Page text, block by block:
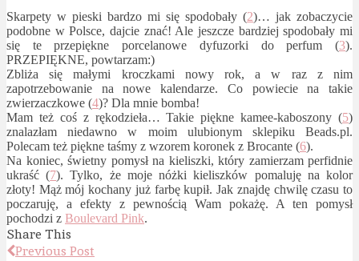
Skarpety w pieski bardzo mi się spodobały (2)… jak zobaczycie
podobne w Polsce, dajcie znać! Ale jeszcze bardziej spodobały mi
się te przepiękne porcelanowe dyfuzorki do perfum (3).
PRZEPIĘKNE, powtarzam:)
Zbliża się małymi kroczkami nowy rok, a w raz z nim
zapotrzebowanie na nowe kalendarze. Co powiecie na takie
zwierzaczkowe (4)? Dla mnie bomba!
Mam też coś z rękodzieła… Takie piękne kamee-kaboszony (5)
znalazłam niedawno w moim ulubionym sklepiku Beads.pl.
Polecam też piękne taśmy z wzorem koronek z Brocante (6).
Na koniec, świetny pomysł na kieliszki, który zamierzam perfidnie
ukraść (7). Tylko, że moje nóżki kieliszków pomaluję na kolor
złoty! Mąż mój kochany już farbę kupił. Jak znajdę chwilę czasu to
poczaruję, a efekty z pewnością Wam pokażę. A ten pomysł
pochodzi z Boulevard Pink.
Share This
Previous Post